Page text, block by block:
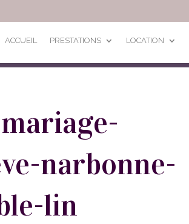
ACCUEIL PRESTATIONS LOCATION
narbonne-
lin